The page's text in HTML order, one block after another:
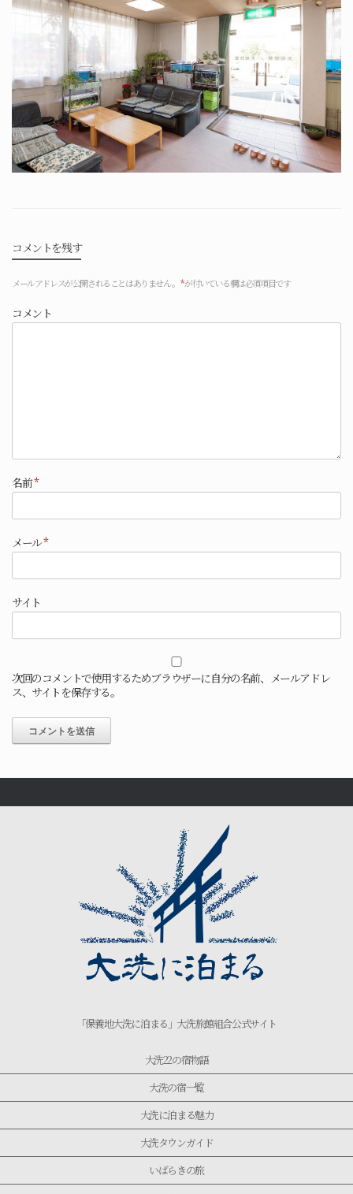
コメントを残す
メールアドレスが公開されることはありません。 *が付いている欄は必須項目です
コメント
名前*
メール*
サイト
次回のコメントで使用するためブラウザーに自分の名前、メールアドレ
ス、サイトを保存する。
「保養地大洗に泊まる」大洗旅館組合公式サイト
大洗22の宿物語
大洗の宿一覧
大洗に泊まる魅力
大洗タウンガイド
いばらきの旅